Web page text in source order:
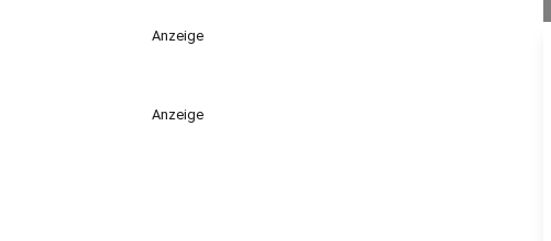
Anzeige
Anzeige